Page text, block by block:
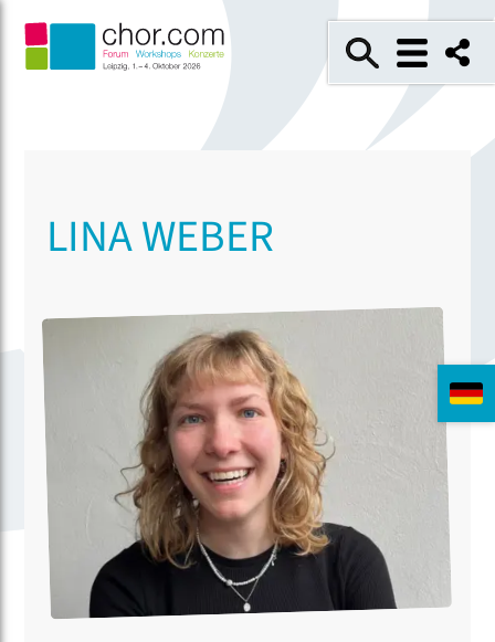
LINA WEBER